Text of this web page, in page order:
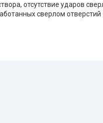
отсутствие ударов
сверлом отверстий